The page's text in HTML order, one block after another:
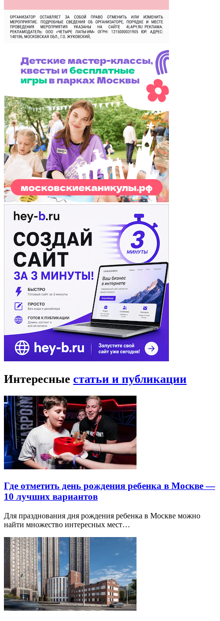
Интересные статьи и публикации
Где отметить день рождения ребенка в Москве —
10 лучших вариантов
Для празднования дня рождения ребенка в Москве можно
найти множество интересных мест…